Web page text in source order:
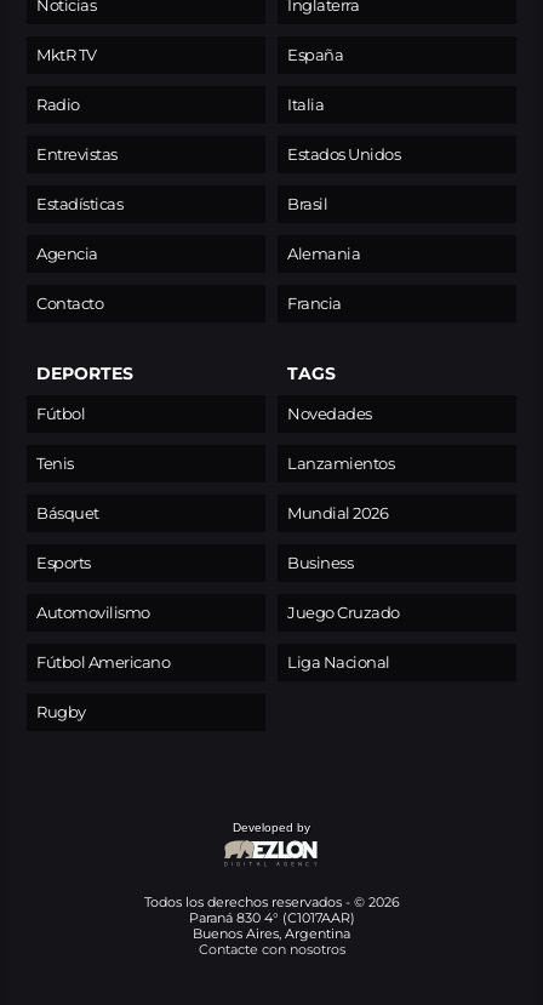
Noticias
MktR TV
Radio
Entrevistas
Estadísticas
Agencia
Contacto
Inglaterra
España
Italia
Estados Unidos
Brasil
Alemania
Francia
DEPORTES
Fútbol
Tenis
Básquet
Esports
Automovilismo
Fútbol Americano
Rugby
TAGS
Novedades
Lanzamientos
Mundial 2026
Business
Juego Cruzado
Liga Nacional
Developed by
Todos los derechos reservados - © 2026
Paraná 830 4° (C1017AAR)
Buenos Aires, Argentina
Contacte con nosotros